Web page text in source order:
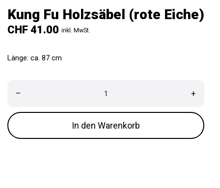
Kung Fu Holzsäbel (rote Eiche)
CHF 41.00 inkl. MwSt.
Länge: ca. 87 cm
– +
In den Warenkorb